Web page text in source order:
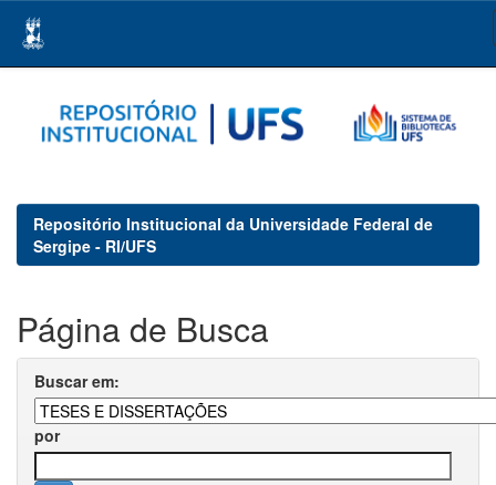
navigation
Repositório Institucional da Universidade Federal de
Sergipe - RI/UFS
Página de Busca
Buscar em:
por